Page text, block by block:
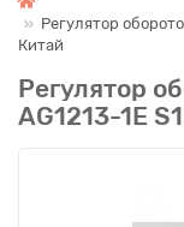
Регулятор
Китай
Регулятор
AG1213-1E